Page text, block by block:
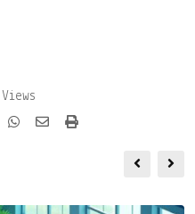
Views
SharePrint